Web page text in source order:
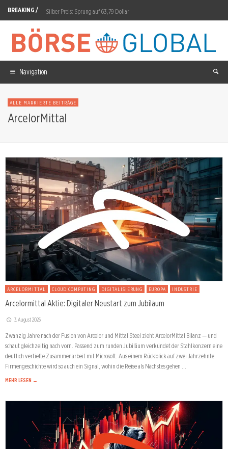
BREAKING / Silber Preis: Sprung auf 63,79 Dollar
IREN Aktie: 16 Milliarden Dollar Auftragsbuch im Test
DAX: Erstmals über 26.000 Punkte am 3. August
Münchener Rück Aktie: Der Preisverfall wird zur Prüfung fürs Jahresziel
iShares Core MSCI World ETF: MSCI Review am 12. August
Neo Performance Aktie: Prognose auf 150 Millionen Dollar
Navigation
ALLE MARKIERTE BEITRÄGE
ArcelorMittal
ARCELORMITTAL CLOUD COMPUTING DIGITALISIERUNG EUROPA INDUSTRIE
Arcelormittal Aktie: Digitaler Neustart zum Jubiläum
3. August 2026
Zwanzig Jahre nach der Fusion von Arcelor und Mittal Steel zieht ArcelorMittal Bilanz — und
schaut gleichzeitig nach vorn. Passend zum runden Jubiläum verkündet der Stahlkonzern eine
deutlich vertiefte Zusammenarbeit mit Microsoft. Aus einem Rückblick auf zwei Jahrzehnte
Firmengeschichte wird so auch ein Signal, wohin die Reise als Nächstes gehen …
MEHR LESEN →